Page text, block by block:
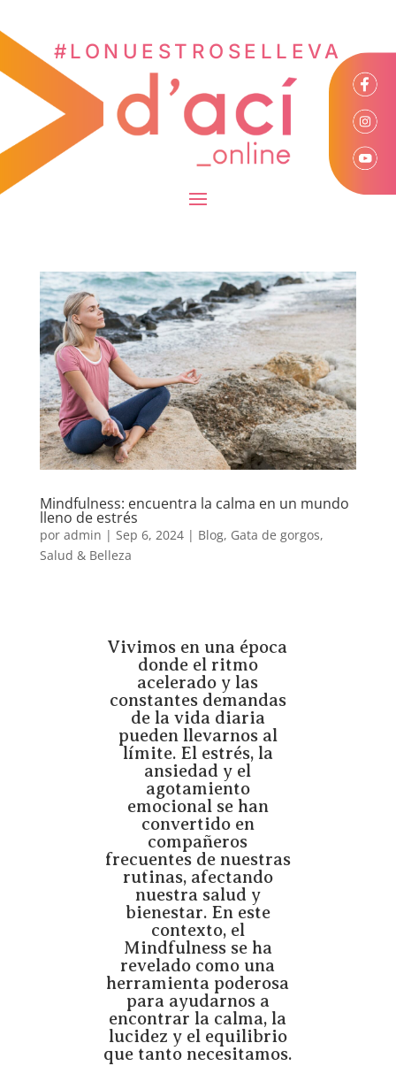
#LONUESTROSELLEVA
Mindfulness: encuentra la calma en un mundo
lleno de estrés
por admin | Sep 6, 2024| Blog, Gata de gorgos,
Salud & Belleza
Vivimos en una época
donde el ritmo
acelerado y las
constantes demandas
de la vida diaria
pueden llevarnos al
límite. El estrés, la
ansiedad y el
agotamiento
emocional se han
convertido en
compañeros
frecuentes de nuestras
rutinas, afectando
nuestra salud y
bienestar. En este
contexto, el
Mindfulness se ha
revelado como una
herramienta poderosa
para ayudarnos a
encontrar la calma, la
lucidez y el equilibrio
que tanto necesitamos.